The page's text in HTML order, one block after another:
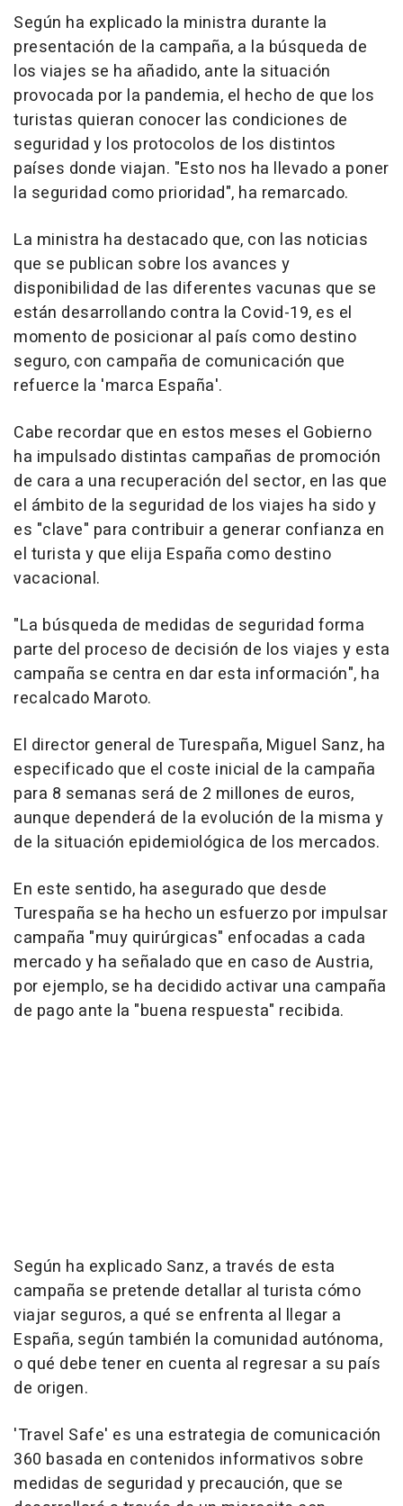
Según ha explicado la ministra durante la
presentación de la campaña, a la búsqueda de
los viajes se ha añadido, ante la situación
provocada por la pandemia, el hecho de que los
turistas quieran conocer las condiciones de
seguridad y los protocolos de los distintos
países donde viajan. "Esto nos ha llevado a poner
la seguridad como prioridad", ha remarcado.
La ministra ha destacado que, con las noticias
que se publican sobre los avances y
disponibilidad de las diferentes vacunas que se
están desarrollando contra la Covid-19, es el
momento de posicionar al país como destino
seguro, con campaña de comunicación que
refuerce la 'marca España'.
Cabe recordar que en estos meses el Gobierno
ha impulsado distintas campañas de promoción
de cara a una recuperación del sector, en las que
el ámbito de la seguridad de los viajes ha sido y
es "clave" para contribuir a generar confianza en
el turista y que elija España como destino
vacacional.
"La búsqueda de medidas de seguridad forma
parte del proceso de decisión de los viajes y esta
campaña se centra en dar esta información", ha
recalcado Maroto.
El director general de Turespaña, Miguel Sanz, ha
especificado que el coste inicial de la campaña
para 8 semanas será de 2 millones de euros,
aunque dependerá de la evolución de la misma y
de la situación epidemiológica de los mercados.
En este sentido, ha asegurado que desde
Turespaña se ha hecho un esfuerzo por impulsar
campaña "muy quirúrgicas" enfocadas a cada
mercado y ha señalado que en caso de Austria,
por ejemplo, se ha decidido activar una campaña
de pago ante la "buena respuesta" recibida.
Según ha explicado Sanz, a través de esta
campaña se pretende detallar al turista cómo
viajar seguros, a qué se enfrenta al llegar a
España, según también la comunidad autónoma,
o qué debe tener en cuenta al regresar a su país
de origen.
'Travel Safe' es una estrategia de comunicación
360 basada en contenidos informativos sobre
medidas de seguridad y precaución, que se